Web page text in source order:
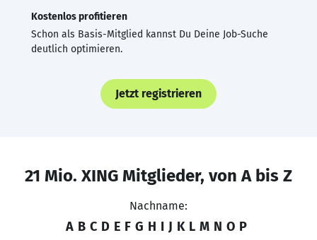
Kostenlos profitieren
Schon als Basis-Mitglied kannst Du Deine Job-Suche
deutlich optimieren.
Jetzt registrieren
21 Mio. XING Mitglieder, von A bis Z
Nachname:
A B C D E F G H I J K L M N O P